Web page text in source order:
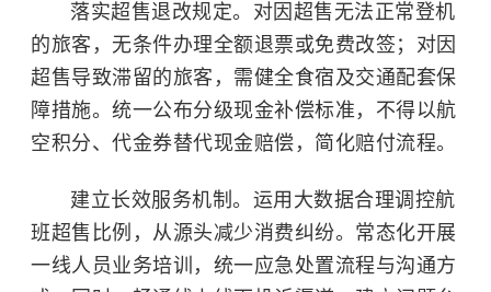
落实超售退改规定。对因超售无法正常登机
的旅客，无条件办理全额退票或免费改签；对因
超售导致滞留的旅客，需健全食宿及交通配套保
障措施。统一公布分级现金补偿标准，不得以航
空积分、代金券替代现金赔偿，简化赔付流程。
建立长效服务机制。运用大数据合理调控航
班超售比例，从源头减少消费纠纷。常态化开展
一线人员业务培训，统一应急处置流程与沟通方